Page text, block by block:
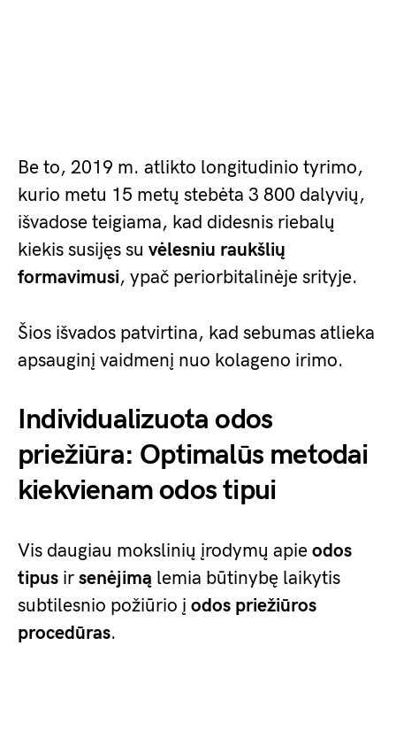
Be to, 2019 m. atlikto longitudinio tyrimo,
kurio metu 15 metų stebėta 3 800 dalyvių,
išvadose teigiama, kad didesnis riebalų
kiekis susijęs su vėlesniu raukšlių
formavimusi, ypač periorbitalinėje srityje.
Šios išvados patvirtina, kad sebumas atlieka
apsauginį vaidmenį nuo kolageno irimo.
Individualizuota odos
priežiūra: Optimalūs metodai
kiekvienam odos tipui
Vis daugiau mokslinių įrodymų apie odos
tipus ir senėjimą lemia būtinybę laikytis
subtilesnio požiūrio į odos priežiūros
procedūras.